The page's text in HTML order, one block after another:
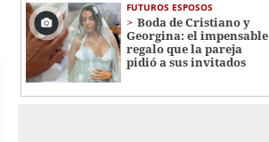
FUTUROS ESPOSOS
Boda de Cristiano y
Georgina: el impensable
regalo que la pareja
pidió a sus invitados